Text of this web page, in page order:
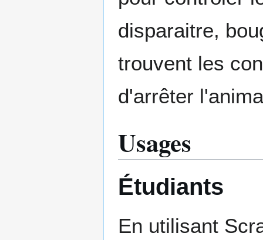
disparaitre,
trouvent les
d'arrêter
Usages
Étudiants
En utilisant